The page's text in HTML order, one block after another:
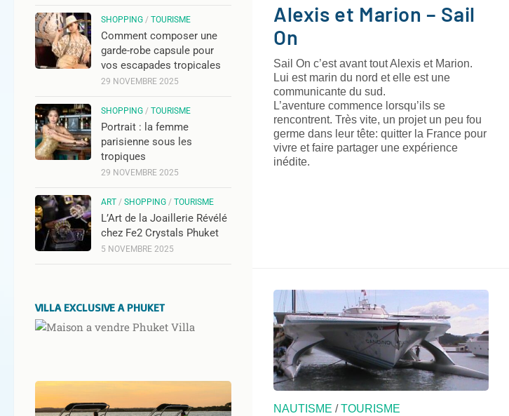
Alexis et Marion – Sail
On
Sail On c’est avant tout Alexis et Marion.
Lui est marin du nord et elle est une
communicante du sud.
L’aventure commence lorsqu’ils se
rencontrent. Très vite, un projet un peu fou
germe dans leur tête: quitter la France pour
vivre et faire partager une expérience
inédite.
NAUTISME / TOURISME
SHOPPING / TOURISME
Comment composer une
garde-robe capsule pour
vos escapades tropicales
29 NOVEMBRE 2025
SHOPPING / TOURISME
Portrait : la femme
parisienne sous les
tropiques
29 NOVEMBRE 2025
ART / SHOPPING / TOURISME
L’Art de la Joaillerie Révélé
chez Fe2 Crystals Phuket
5 NOVEMBRE 2025
VILLA EXCLUSIVE A PHUKET